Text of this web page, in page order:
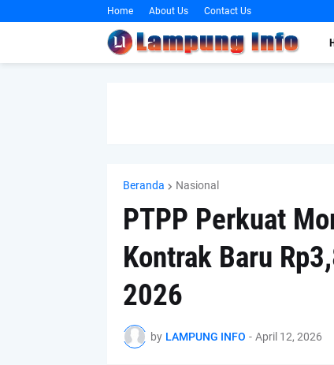
Home About Us Contact Us
Beranda Nasional
PTPP Perkuat
Kontrak Baru
2026
by LAMPUNG INFO - April 12, 2026